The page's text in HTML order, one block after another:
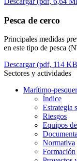
Pesca de cerco
Principales medidas
en este tipo de pesca
Descargar (pdf, 114
Sectores y actividades
Marítimo-
Índice
Estrategia
Riesgos
Equipos
Normativa
Formación